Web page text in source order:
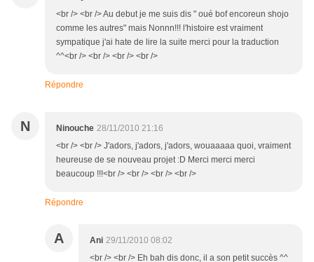
<br /> <br /> Au debut je me suis dis " oué bof encoreun shojo
comme les autres" mais Nonnn!!! l'histoire est vraiment
sympatique j'ai hate de lire la suite merci pour la traduction
^^<br /> <br /> <br /> <br />
Répondre
N Ninouche 28/11/2010 21:16
<br /> <br /> J'adors, j'adors, j'adors, wouaaaaa quoi, vraiment
heureuse de se nouveau projet :D Merci merci merci
beaucoup !!!<br /> <br /> <br /> <br />
Répondre
A Ani 29/11/2010 08:02
<br /> <br /> Eh bah dis donc, il a son petit succès ^^